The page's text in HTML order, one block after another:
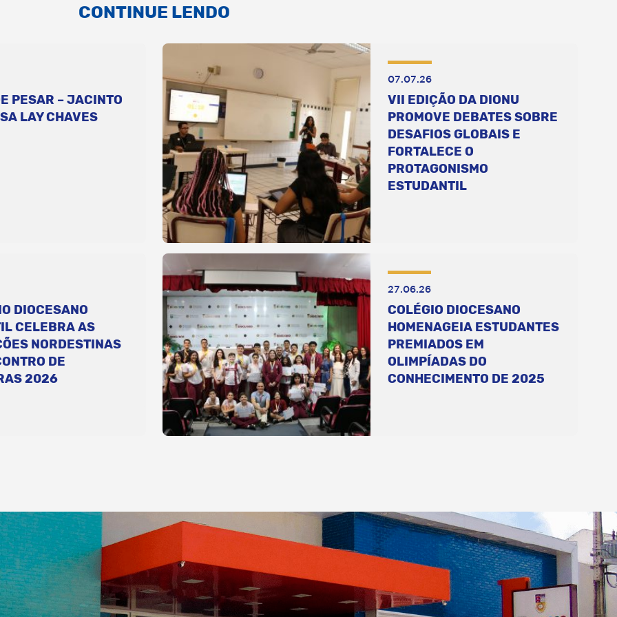
CONTINUE LENDO
PESAR – JACINTO
LAY CHAVES
07.07.26
VII EDIÇÃO DA DIONU
PROMOVE DEBATES SOBRE
DESAFIOS GLOBAIS E
FORTALECE O
PROTAGONISMO
ESTUDANTIL
DIOCESANO
CELEBRA AS
NORDESTINAS
DE
2026
27.06.26
COLÉGIO DIOCESANO
HOMENAGEIA ESTUDANTES
PREMIADOS EM
OLIMPÍADAS DO
CONHECIMENTO DE 2025